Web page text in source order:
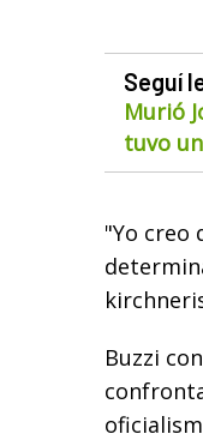
Seguí
Murió
tuvo
"Yo creo
Buzzi